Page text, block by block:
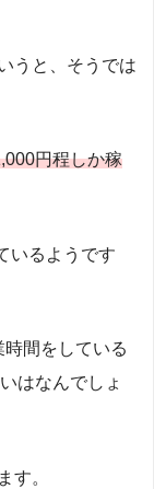
うと、そうでは
円程しか稼
いるようです
間をしている
はなんでしょ
す。